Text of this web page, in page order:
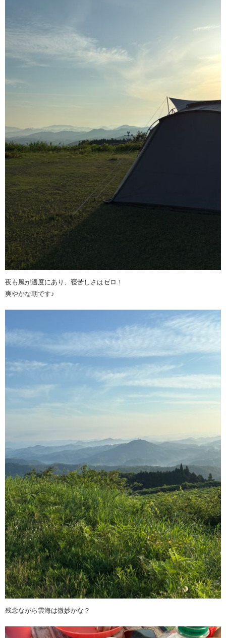
夜も風が適度にあり、寝苦しさはゼロ！
爽やかな朝です♪
残念ながら雲海は微妙かな？